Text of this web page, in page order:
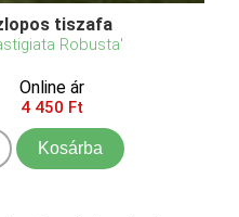
tiszafa
Robusta'
Online ár
4 450 Ft
Kosárba